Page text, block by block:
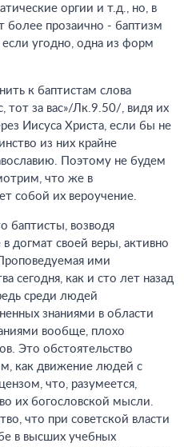
оргии и т.д., но, в
более прозаично - баптизм
если угодно, одна из форм
к баптистам слова
тот за вас»/Лк.9.50/, видя их
Иисуса Христа, если бы не
из них крайне
Поэтому не будем
что же в
собой их вероучение.
баптисты, возводя
в догмат своей веры, активно
ими
сегодня, как и сто лет назад
среди людей
знаниями в области
вообще, плохо
Это обстоятельство
как движение людей с
что, разумеется,
их богословской мысли.
что при советской власти
в высших учебных